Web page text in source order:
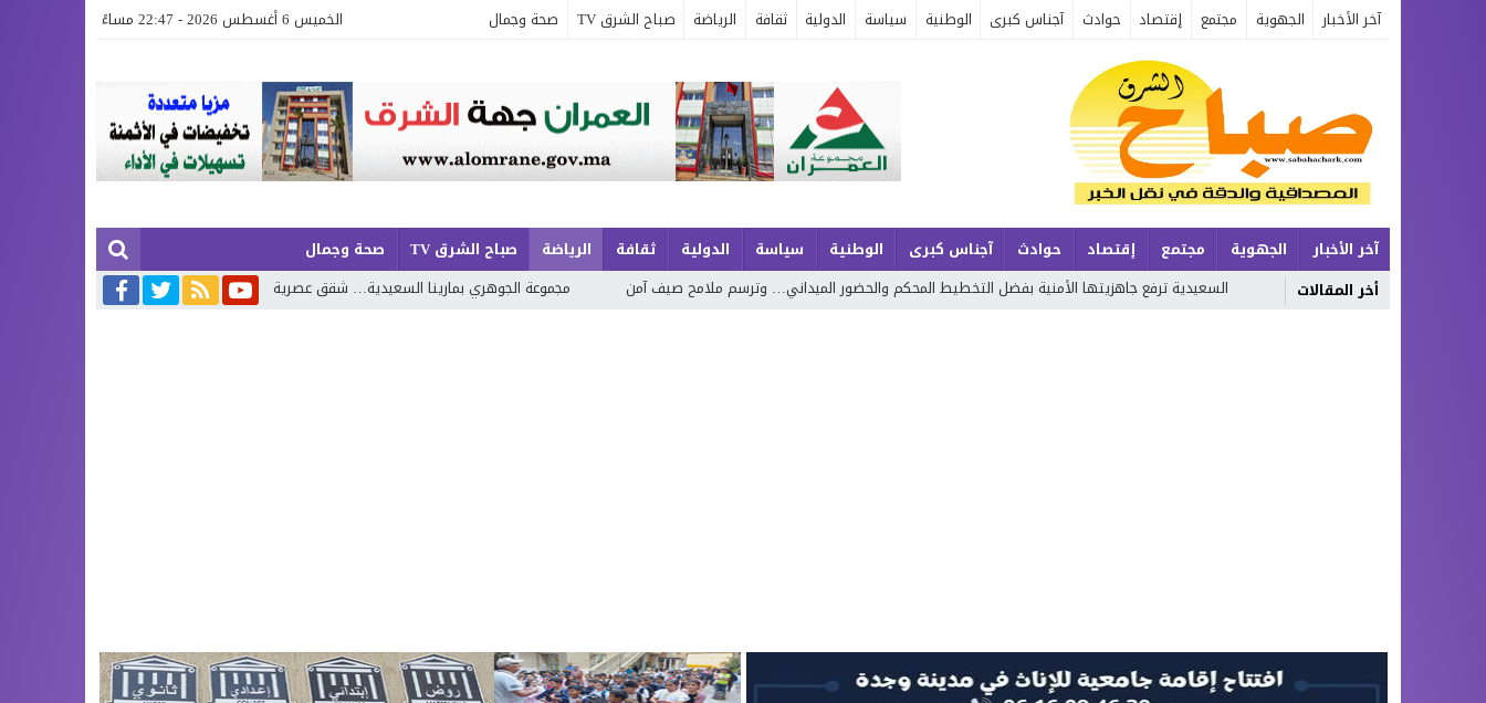
آخر الأخبار الجهوية مجتمع إقتصاد حوادث آجناس كبرى الوطنية سياسة الدولية ثقافة الرياضة صباح الشرق TV صحة وجمال الخميس 6 أغسطس 2026 - 22:47 مساءً
آخر الأخبار الجهوية مجتمع إقتصاد حوادث آجناس كبرى الوطنية سياسة الدولية ثقافة الرياضة صباح الشرق TV
صحة وجمال
أخر المقالات
السعيدية ترفع جاهزيتها الأمنية بفضل التخطيط المحكم والحضور الميداني… وترسم ملامح صيف آمن مجموعة الجوهري بمارينا السعيدية… شقق عصرية وفيلات فاخرة بإطلالة تجمع البحر وروعة الطبيعة